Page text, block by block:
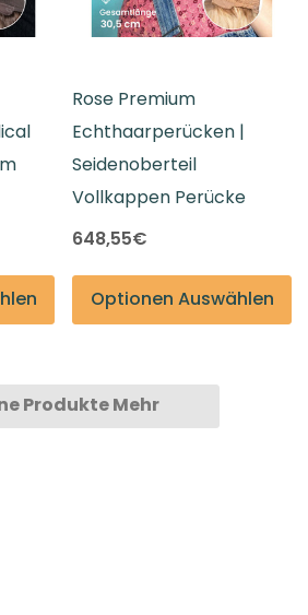
Rose Premium
Echthaarperücken |
Seidenoberteil
Vollkappen Perücke
648,55€
Optionen Auswählen
Produkte Mehr